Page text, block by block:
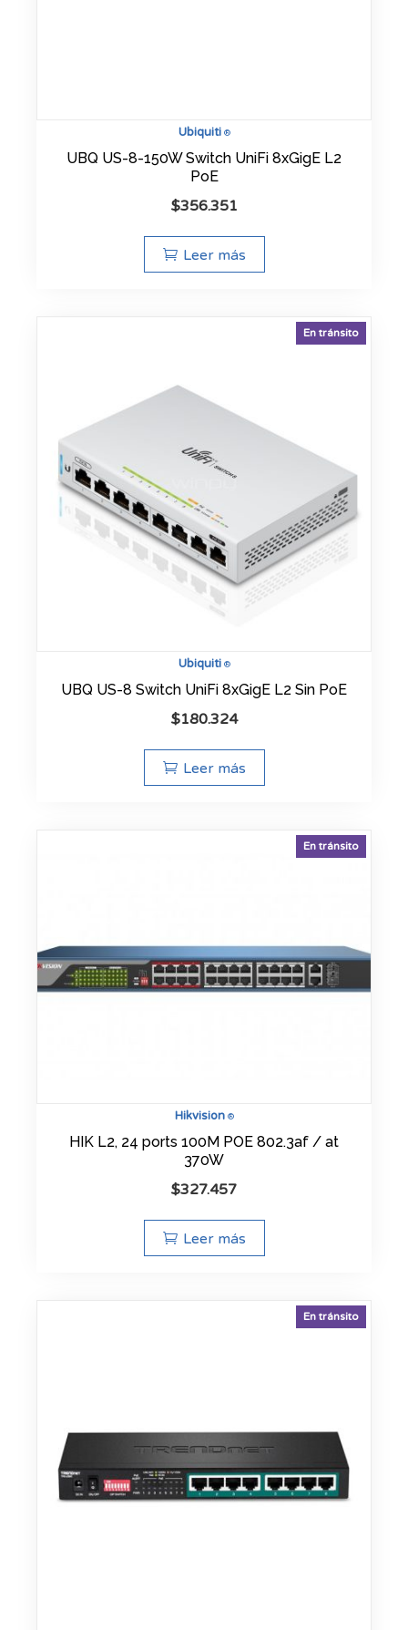
Ubiquiti®
UBQ US-8-150W Switch UniFi 8xGigE L2
PoE
$356.351
Leer más
Ubiquiti®
En tránsito
UBQ US-8 Switch UniFi 8xGigE L2 Sin PoE
$180.324
Leer más
Hikvision®
En tránsito
HIK L2, 24 ports 100M POE 802.3af / at
370W
$327.457
Leer más
En tránsito